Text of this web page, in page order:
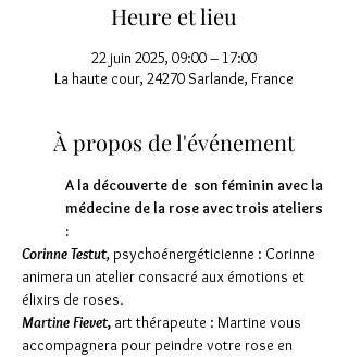
Heure et lieu
22 juin 2025, 09:00 – 17:00
La haute cour, 24270 Sarlande, France
À propos de l'événement
A la découverte de  son féminin avec la
médecine de la rose avec trois ateliers
:
Corinne Testut,psychoénergéticienne : Corinne
animera un atelier consacré aux émotions et
élixirs de roses.
Martine Fievet, art thérapeute : Martine vous
accompagnera pour peindre votre rose en